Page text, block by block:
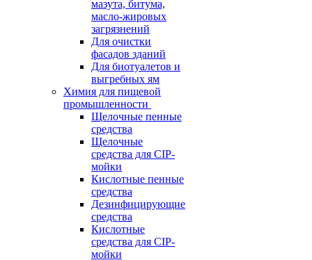
мазута, битума,
масло-жировых
загрязнений
Для очистки
фасадов зданий
Для биотуалетов и
выгребных ям
Химия для пищевой
промышленности
Щелочные пенные
средства
Щелочные
средства для CIP-
мойки
Кислотные пенные
средства
Дезинфицирующие
средства
Кислотные
средства для CIP-
мойки